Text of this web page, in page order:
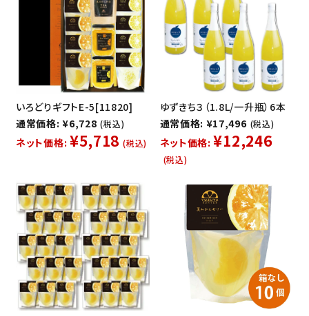
いろどりギフトE-5[11820]
通常価格: ¥6,728 (税込)
ネット価格: ¥5,718 (税込)
ゆずきち３（1.8L/一升瓶）6本
通常価格: ¥17,496 (税込)
ネット価格: ¥12,246
(税込)